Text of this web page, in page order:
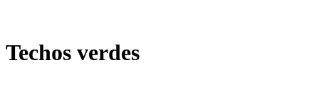
Techos verdes